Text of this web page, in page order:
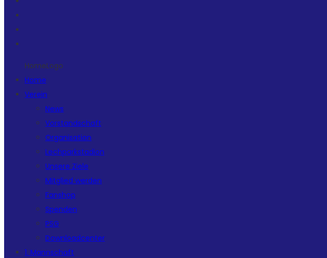
HomeLogo
Home
Verein
News
Vorstandschaft
Organisation
Lechparkstadion
Unsere Ziele
Mitglied werden
Fanshop
Spenden
PSG
Downloadcenter
1. Mannschaft